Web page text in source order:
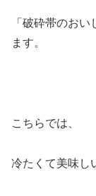
「破砕帯のお
ます。
こちらでは、
冷たくて美味し